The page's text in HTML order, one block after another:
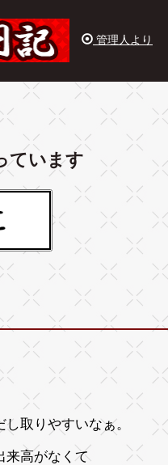
管理人より
ています
取りやすいなぁ。
来高がなくて